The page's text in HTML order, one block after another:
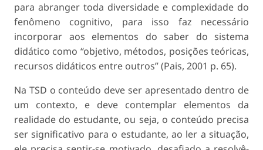
para abranger toda diversidade e complexidade do
fenômeno cognitivo, para isso faz necessário
incorporar aos elementos do saber do sistema
didático como “objetivo, métodos, posições teóricas,
recursos didáticos entre outros” (Pais, 2001 p. 65).
Na TSD o conteúdo deve ser apresentado dentro de
um contexto, e deve contemplar elementos da
realidade do estudante, ou seja, o conteúdo precisa
ser significativo para o estudante, ao ler a situação,